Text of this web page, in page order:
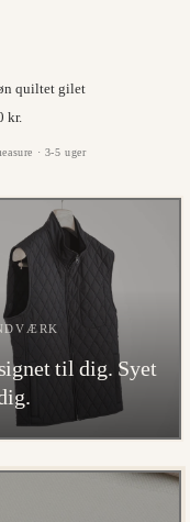
quiltet gilet
kr.
· 3-5 uger
til dig. Syet